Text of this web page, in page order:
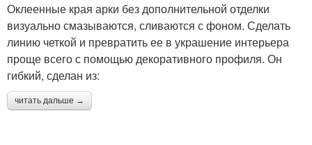
Оклеенные края арки без дополнительной отделки
визуально смазываются, сливаются с фоном. Сделать
линию четкой и превратить ее в украшение интерьера
проще всего с помощью декоративного профиля. Он
гибкий, сделан из:
читать дальше →